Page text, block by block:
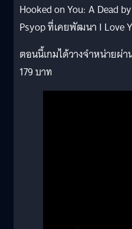
Hooked on You: A Dead
Psyop ที่เคยพัฒนา I Love
ตอนนี้เกมได้วางจำหน่ายผ่า
179 บาท